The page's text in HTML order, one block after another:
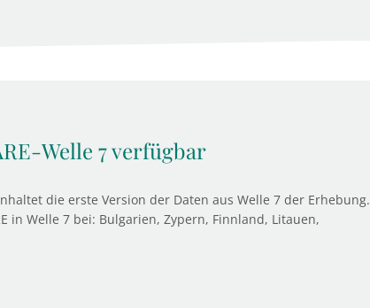
Welle 7 verfügbar
die erste Version der Daten aus Welle 7 der Erhebung.
in Welle 7 bei: Bulgarien, Zypern, Finnland, Litauen,